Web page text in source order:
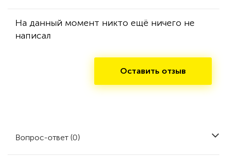
На данный момент никто ещё ничего не
написал
Оставить отзыв
Вопрос-ответ (0)